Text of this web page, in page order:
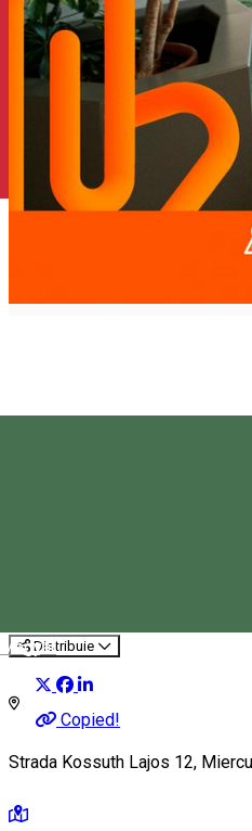
MagyarDistribuie
Copied!
Strada Kossuth Lajos 12,